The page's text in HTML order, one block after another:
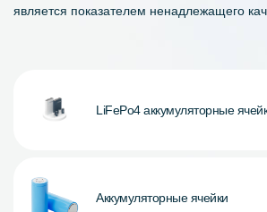
является показателем ненадлежащего
LiFePo4 аккумуляторные
Аккумуляторные ячейки